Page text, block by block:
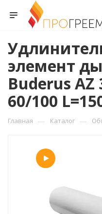
элемент
Buderus AZ
60/100
Главная — Каталог —